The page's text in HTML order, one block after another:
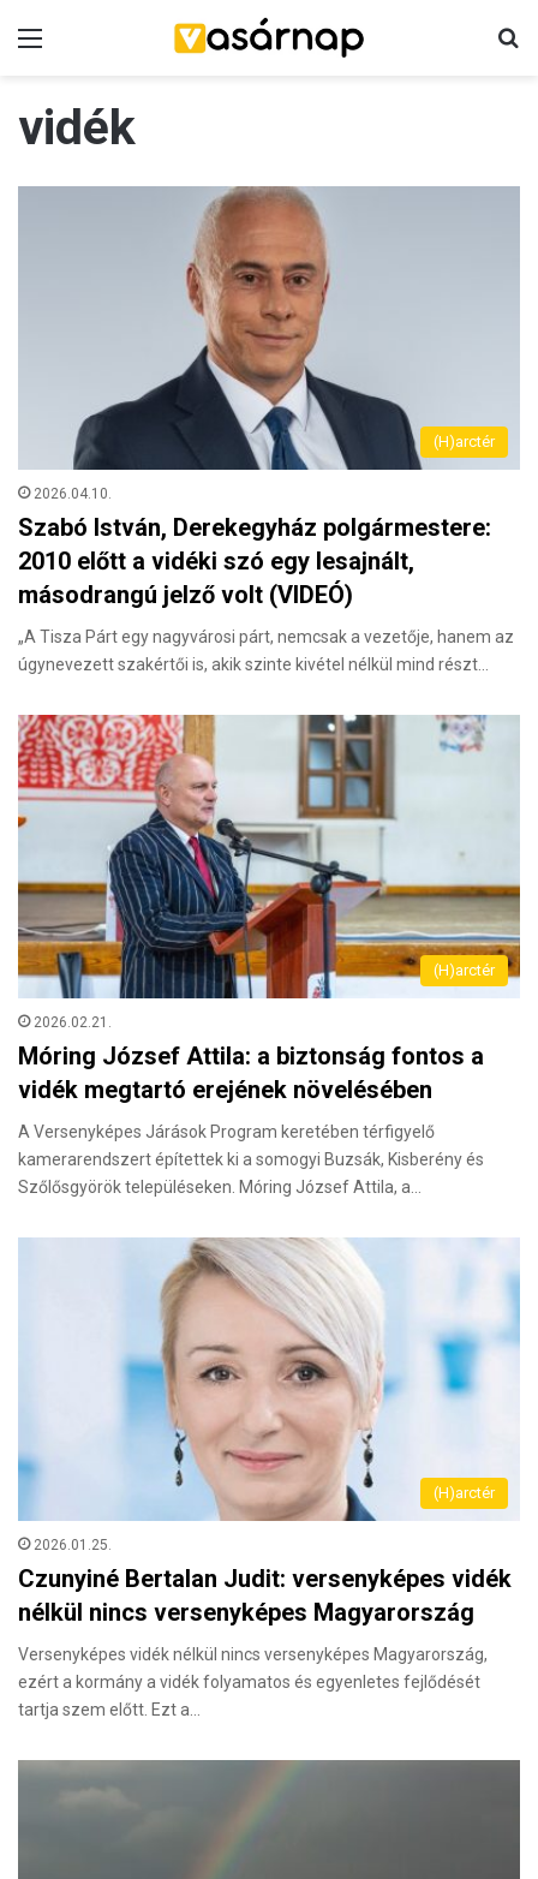
vidék
(H)arctér
2026.04.10.
Szabó István, Derekegyház polgármestere:
2010 előtt a vidéki szó egy lesajnált,
másodrangú jelző volt (VIDEÓ)
„A Tisza Párt egy nagyvárosi párt, nemcsak a vezetője, hanem az
úgynevezett szakértői is, akik szinte kivétel nélkül mind részt…
(H)arctér
2026.02.21.
Móring József Attila: a biztonság fontos a
vidék megtartó erejének növelésében
A Versenyképes Járások Program keretében térfigyelő
kamerarendszert építettek ki a somogyi Buzsák, Kisberény és
Szőlősgyörök településeken. Móring József Attila, a…
(H)arctér
2026.01.25.
Czunyiné Bertalan Judit: versenyképes vidék
nélkül nincs versenyképes Magyarország
Versenyképes vidék nélkül nincs versenyképes Magyarország,
ezért a kormány a vidék folyamatos és egyenletes fejlődését
tartja szem előtt. Ezt a…